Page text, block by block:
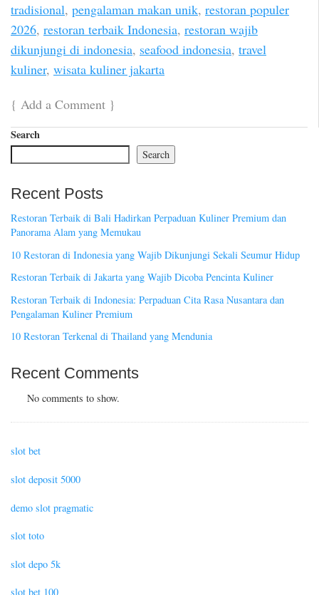
tradisional, pengalaman makan unik, restoran populer
2026, restoran terbaik Indonesia, restoran wajib
dikunjungi di indonesia, seafood indonesia, travel
kuliner, wisata kuliner jakarta
{ Add a Comment }
Search
Search
Recent Posts
Restoran Terbaik di Bali Hadirkan Perpaduan Kuliner Premium dan
Panorama Alam yang Memukau
10 Restoran di Indonesia yang Wajib Dikunjungi Sekali Seumur Hidup
Restoran Terbaik di Jakarta yang Wajib Dicoba Pencinta Kuliner
Restoran Terbaik di Indonesia: Perpaduan Cita Rasa Nusantara dan
Pengalaman Kuliner Premium
10 Restoran Terkenal di Thailand yang Mendunia
Recent Comments
No comments to show.
slot bet
slot deposit 5000
demo slot pragmatic
slot toto
slot depo 5k
slot bet 100